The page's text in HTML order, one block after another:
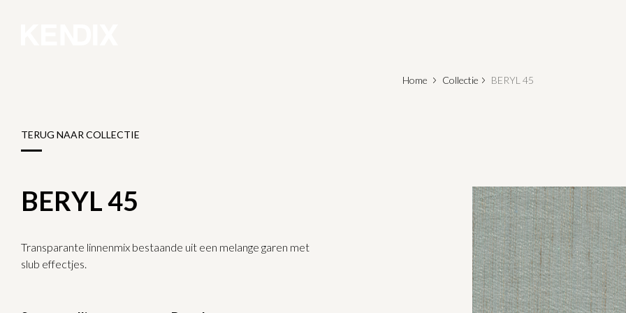
Home Collectie BERYL 45
TERUG NAAR COLLECTIE
BERYL 45
Transparante linnenmix bestaande uit een melange garen met
slub effectjes.